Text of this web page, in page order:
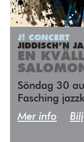
J! CONCERT
JIDDISCH’N
EN
Söndag 30
Fasching
Mer info